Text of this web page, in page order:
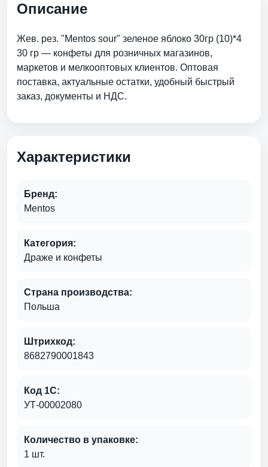
Описание
Жев. рез. "Mentos sour" зеленое яблоко 30гр (10)*4
30 гр — конфеты для розничных магазинов,
маркетов и мелкооптовых клиентов. Оптовая
поставка, актуальные остатки, удобный быстрый
заказ, документы и НДС.
Характеристики
Бренд:
Mentos
Категория:
Драже и конфеты
Страна производства:
Польша
Штрихкод:
8682790001843
Код 1С:
УТ-00002080
Количество в упаковке:
1 шт.